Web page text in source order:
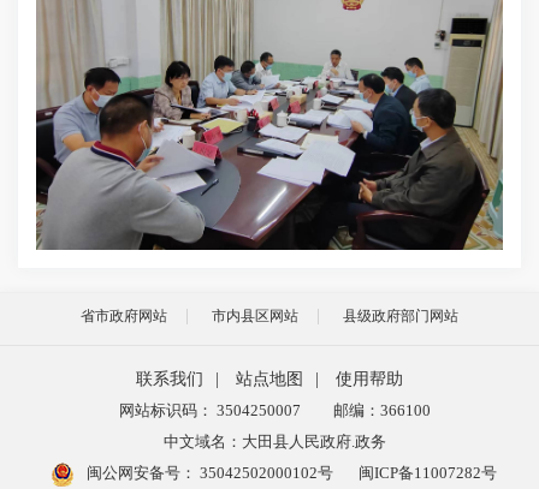
省市政府网站 市内县区网站 县级政府部门网站
联系我们 站点地图
使用帮助
网站标识码： 3504250007
邮编：366100
中文域名：大田县人民政府.政务
闽公网安备号： 35042502000102号 闽ICP备11007282号